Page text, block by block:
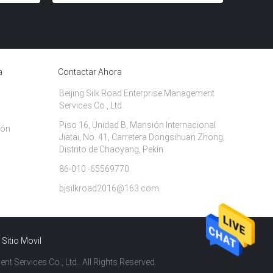
Contactar Ahora
Beijing Silk Road Enterprise Management
Services Co., Ltd.
Piso 16, Unidad B, Mansión Internacional
Jiatai, No. 41, Carretera Dongsihuan Zhong,
Distrito de Chaoyang, Pekín
86-010 -65569770
bjsilkroad2016@163.com
Sitio Movil
Services Co., Ltd.. All Rights Reserved.